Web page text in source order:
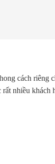
cách riêng
nhiều